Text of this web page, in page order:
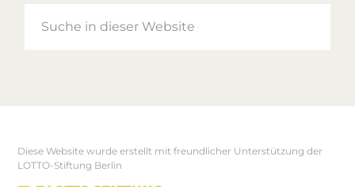
Footer
Diese Website wurde erstellt mit freundlicher Unterstützung der
LOTTO-Stiftung Berlin